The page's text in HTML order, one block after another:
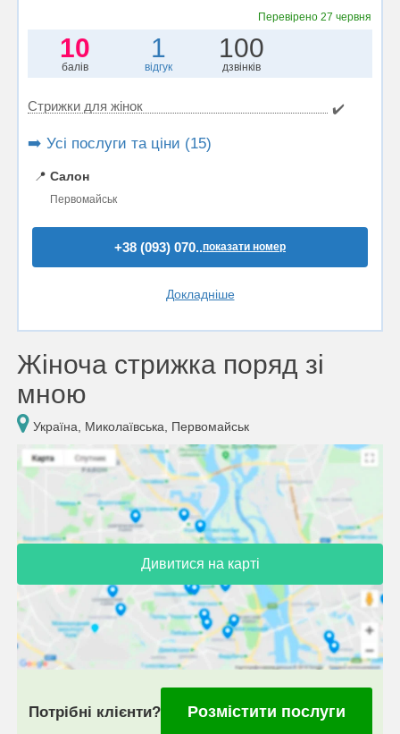
Перевірено27 червня
10
балів
1
відгук
100
дзвінків
Стрижки для жінок ✔️
➡️ Усі послуги та ціни (15)
📍 Салон
Первомайськ
+38 (093) 070..показати номер
Докладніше
Жіноча стрижка поряд зі
мною
Україна, Миколаївська, Первомайськ
Дивитися на карті
Потрібні клієнти? Розмістити послуги